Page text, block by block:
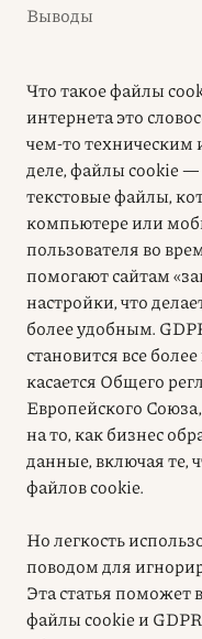
Выводы
Что такое файлы
интернета это
чем-то
деле, файлы cookie
текстовые файлы,
компьютере или
пользователя во
помогают сайтам
настройки, что
более удобным.
становится все
касается Общего
Европейского
на то, как бизнес
данные, включая те,
файлов cookie.
Но легкость
поводом для
Эта статья поможет
файлы cookie и